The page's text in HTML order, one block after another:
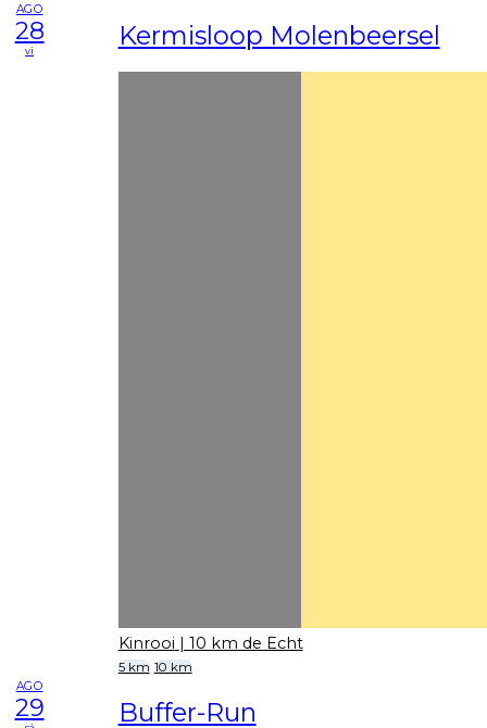
AGO
28
vi Kermisloop Molenbeersel
Kinrooi | 10 km de Echt
5 km 10 km
AGO
29 Buffer-Run